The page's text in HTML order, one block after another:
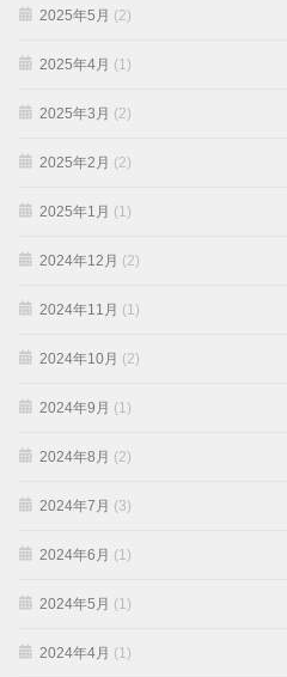
2025年5月 (2)
2025年4月 (1)
2025年3月 (2)
2025年2月 (2)
2025年1月 (1)
2024年12月 (2)
2024年11月 (1)
2024年10月 (2)
2024年9月 (1)
2024年8月 (2)
2024年7月 (3)
2024年6月 (1)
2024年5月 (1)
2024年4月 (1)